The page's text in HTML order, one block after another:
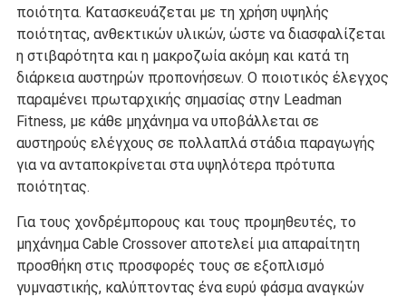
ποιότητα. Κατασκευάζεται με τη χρήση υψηλής
ποιότητας, ανθεκτικών υλικών, ώστε να διασφαλίζεται
η στιβαρότητα και η μακροζωία ακόμη και κατά τη
διάρκεια αυστηρών προπονήσεων. Ο ποιοτικός έλεγχος
παραμένει πρωταρχικής σημασίας στην Leadman
Fitness, με κάθε μηχάνημα να υποβάλλεται σε
αυστηρούς ελέγχους σε πολλαπλά στάδια παραγωγής
για να ανταποκρίνεται στα υψηλότερα πρότυπα
ποιότητας.
Για τους χονδρέμπορους και τους προμηθευτές, το
μηχάνημα Cable Crossover αποτελεί μια απαραίτητη
προσθήκη στις προσφορές τους σε εξοπλισμό
γυμναστικής, καλύπτοντας ένα ευρύ φάσμα αναγκών